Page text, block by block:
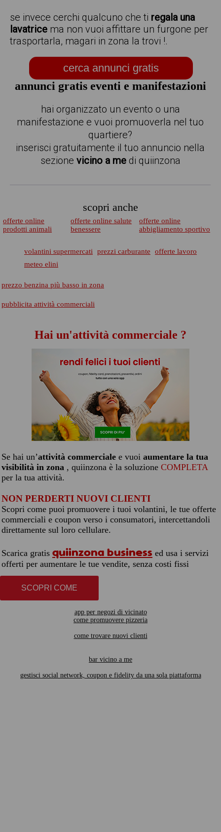
se invece cerchi qualcuno che ti regala una
lavatrice ma non vuoi affittare un furgone per
trasportarla, magari in zona la trovi !.
cerca annunci gratis
annunci gratis eventi e manifestazioni
hai organizzato un evento o una
manifestazione e vuoi promuoverla nel tuo
quartiere?
inserisci gratuitamente il tuo annuncio nella
sezione vicino a medi quiinzona
scopri anche
offerte online
prodotti animali
offerte online salute
benessere
offerte online
abbigliamento sportivo
volantini supermercati prezzi carburante
offerte lavoro
meteo elini
prezzo benzina più basso in zona
pubblicita attività commerciali
Hai un'attività commerciale ?
Se hai un’attività commerciale e vuoi aumentare la tua
visibilità in zona , quiinzona è la soluzione COMPLETA
per la tua attività.
NON PERDERTI NUOVI CLIENTI
Scopri come puoi promuovere i tuoi volantini, le tue offerte
commerciali e coupon verso i consumatori, intercettandoli
direttamente sul loro cellulare.
Scarica gratis quiinzona business ed usa i servizi
offerti per aumentare le tue vendite, senza costi fissi
SCOPRI COME
app per negozi di vicinato
come promuovere pizzeria
come trovare nuovi clienti
bar vicino a me
gestisci social network, coupon e fidelity da una sola piattaforma